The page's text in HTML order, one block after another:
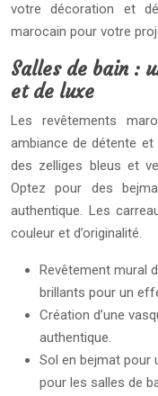
votre décoration et
marocain pour votre
Salles de bain :
et de luxe
Les revêtements
ambiance de détente et
des zelliges bleus et
Optez pour des
authentique. Les
couleur et d’originalité.
Revêtement mural
brillants pour un
Création d’une
authentique.
Sol en bejmat pour
pour les salles de